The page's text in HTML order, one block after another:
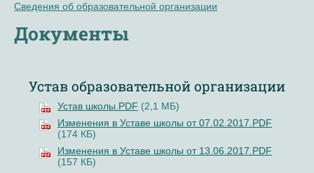
Сведения об образовательной организации
Документы
Устав образовательной организации
Устав школы.PDF (2,1 МБ)
Изменения в Уставе школы от 07.02.2017.PDF
(174 КБ)
Изменения в Уставе школы от 13.06.2017.PDF
(157 КБ)